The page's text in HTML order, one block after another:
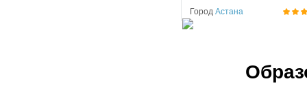
Город Астана